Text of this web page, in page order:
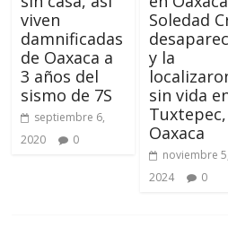
viven
damnificadas
de Oaxaca a
3 años del
sismo de 7S
septiembre 6,
2020
0
Soledad
y la
sin vida
Tuxtepec,
Oaxaca
noviembre 5,
2024
0